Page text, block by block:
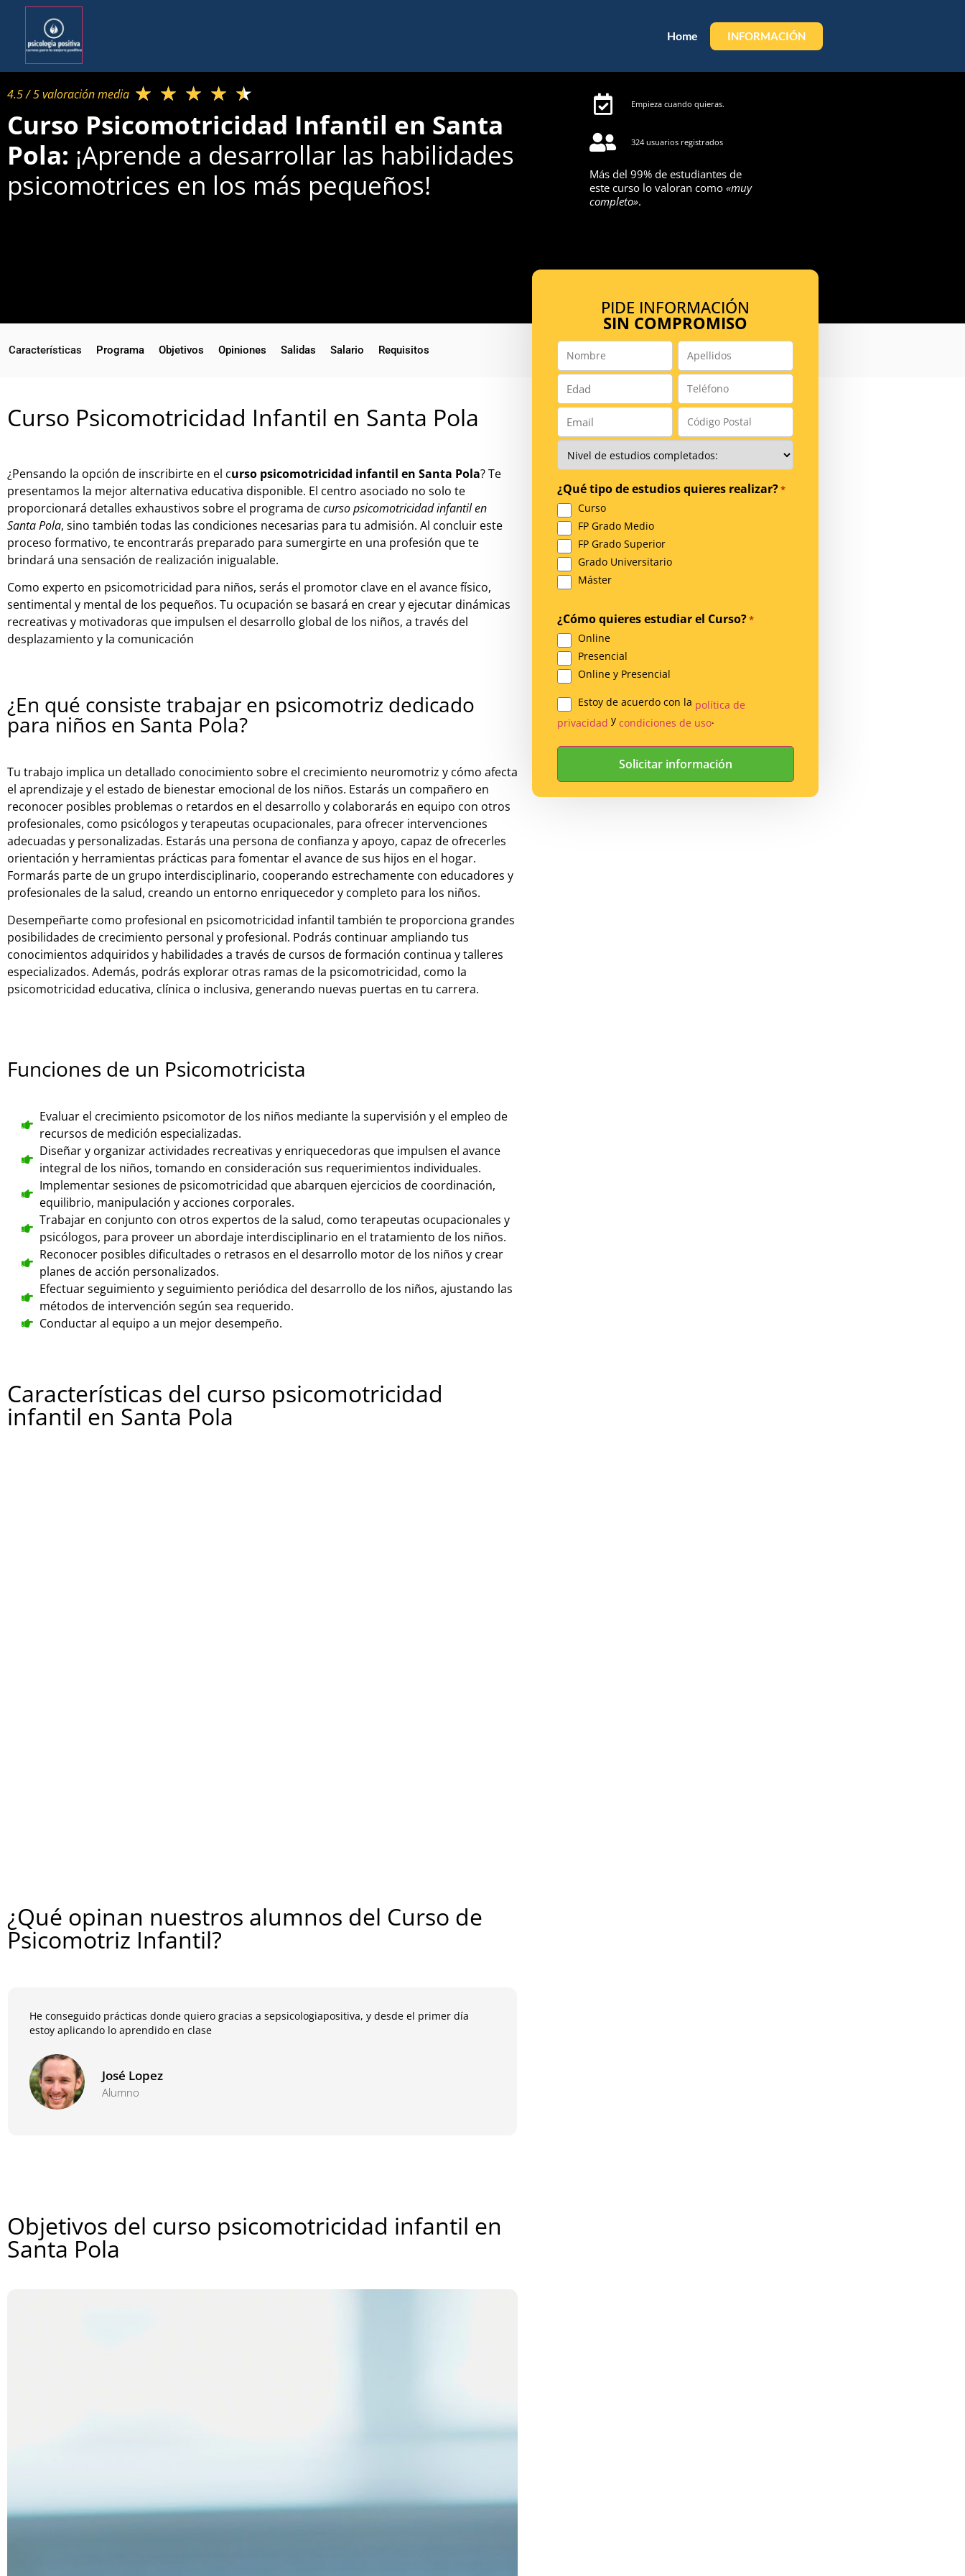
Home INFORMACIÓN
4.5 / 5 valoración media​ ★ ★ ★ ★ ★
Curso Psicomotricidad Infantil en Santa
Pola: ¡Aprende a desarrollar las habilidades
psicomotrices en los más pequeños!
Empieza cuando quieras.
324 usuarios registrados
Más del 99% de estudiantes de
este curso lo valoran como «muy
completo».
Características Programa Objetivos Opiniones Salidas Salario Requisitos
Curso Psicomotricidad Infantil en Santa Pola
¿Pensando la opción de inscribirte en el curso psicomotricidad infantil en Santa Pola? Te
presentamos la mejor alternativa educativa disponible. El centro asociado no solo te
proporcionará detalles exhaustivos sobre el programa decurso psicomotricidad infantil en
Santa Pola, sino también todas las condiciones necesarias para tu admisión. Al concluir este
proceso formativo, te encontrarás preparado para sumergirte en una profesión que te
brindará una sensación de realización inigualable.
Como experto en psicomotricidad para niños, serás el promotor clave en el avance físico,
sentimental y mental de los pequeños. Tu ocupación se basará en crear y ejecutar dinámicas
recreativas y motivadoras que impulsen el desarrollo global de los niños, a través del
desplazamiento y la comunicación
¿En qué consiste trabajar en psicomotriz dedicado
para niños en Santa Pola?
Tu trabajo implica un detallado conocimiento sobre el crecimiento neuromotriz y cómo afecta
el aprendizaje y el estado de bienestar emocional de los niños. Estarás un compañero en
reconocer posibles problemas o retardos en el desarrollo y colaborarás en equipo con otros
profesionales, como psicólogos y terapeutas ocupacionales, para ofrecer intervenciones
adecuadas y personalizadas. Estarás una persona de confianza y apoyo, capaz de ofrecerles
orientación y herramientas prácticas para fomentar el avance de sus hijos en el hogar.
Formarás parte de un grupo interdisciplinario, cooperando estrechamente con educadores y
profesionales de la salud, creando un entorno enriquecedor y completo para los niños.
Desempeñarte como profesional en psicomotricidad infantil también te proporciona grandes
posibilidades de crecimiento personal y profesional. Podrás continuar ampliando tus
conocimientos adquiridos y habilidades a través de cursos de formación continua y talleres
especializados. Además, podrás explorar otras ramas de la psicomotricidad, como la
psicomotricidad educativa, clínica o inclusiva, generando nuevas puertas en tu carrera.
Funciones de un Psicomotricista
Evaluar el crecimiento psicomotor de los niños mediante la supervisión y el empleo de
recursos de medición especializadas.
Diseñar y organizar actividades recreativas y enriquecedoras que impulsen el avance
integral de los niños, tomando en consideración sus requerimientos individuales.
Implementar sesiones de psicomotricidad que abarquen ejercicios de coordinación,
equilibrio, manipulación y acciones corporales.
Trabajar en conjunto con otros expertos de la salud, como terapeutas ocupacionales y
psicólogos, para proveer un abordaje interdisciplinario en el tratamiento de los niños.
Reconocer posibles dificultades o retrasos en el desarrollo motor de los niños y crear
planes de acción personalizados.
Efectuar seguimiento y seguimiento periódica del desarrollo de los niños, ajustando las
métodos de intervención según sea requerido.
Conductar al equipo a un mejor desempeño.
Características del curso psicomotricidad
infantil en Santa Pola
¿Qué opinan nuestros alumnos del Curso de
Psicomotriz Infantil?
He conseguido prácticas donde quiero gracias a sepsicologiapositiva, y desde el primer día
estoy aplicando lo aprendido en clase
José Lopez
Alumno
Objetivos del curso psicomotricidad infantil en
Santa Pola
PIDE INFORMACIÓN
SIN COMPROMISO
Nombre
*
Apellidos
Número
*
Teléfono
Email
*
Código
Postal
*
Nivel
de
Estudios
*
¿Qué tipo de estudios quieres realizar?*
Curso
FP Grado Medio
FP Grado Superior
Grado Universitario
Máster
¿Cómo quieres estudiar el Curso?*
Online
Presencial
Online y Presencial
Legal
*
Estoy de acuerdo con la política de
privacidad y condiciones de uso.